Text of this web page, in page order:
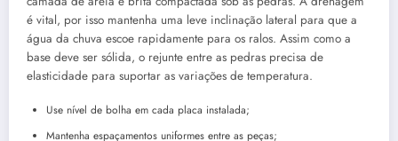
é vital, por isso mantenha uma leve inclinação lateral para que a
água da chuva escoe rapidamente para os ralos. Assim como a
base deve ser sólida, o rejunte entre as pedras precisa de
elasticidade para suportar as variações de temperatura.
Use nível de bolha em cada placa instalada;
Mantenha espaçamentos uniformes entre as peças;